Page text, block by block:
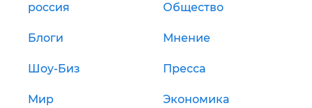
россия Общество
Блоги Мнение
Шоу-Биз Пресса
Мир Экономика